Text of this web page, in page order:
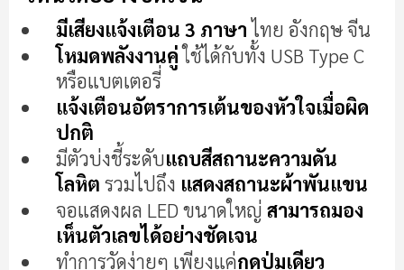
รี
รูปภาพ
มีเสียงแจ้งเตือน 3 ภาษาไทย อังกฤษ จีน
โหมดพลังงานคู่ใช้ได้กับทั้ง USB Type C
หรือแบตเตอรี่
แจ้งเตือนอัตราการเต้นของหัวใจเมื่อผิด
ปกติ
มีตัวบ่งชี้ระดับแถบสีสถานะความดัน
โลหิต รวมไปถึง แสดงสถานะผ้าพันแขน
จอแสดงผล LED ขนาดใหญ่ สามารถมอง
เห็นตัวเลขได้อย่างชัดเจน
ทำการวัดง่ายๆ เพียงแค่กดปุ่มเดียว